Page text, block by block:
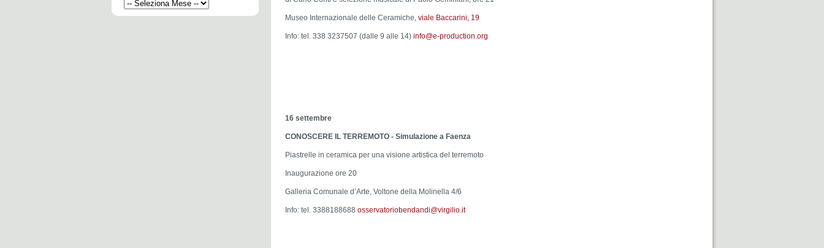
Museo Internazionale delle Ceramiche, viale Baccarini, 19
Info: tel. 338 3237507 (dalle 9 alle 14) info@e-production.org
16 settembre
CONOSCERE IL TERREMOTO - Simulazione a Faenza
Piastrelle in ceramica per una visione artistica del terremoto
Inaugurazione ore 20
Galleria Comunale d’Arte, Voltone della Molinella 4/6
Info: tel. 3388188688 osservatoriobendandi@virgilio.it